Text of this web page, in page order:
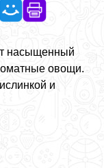
насыщенный
овощи.
и